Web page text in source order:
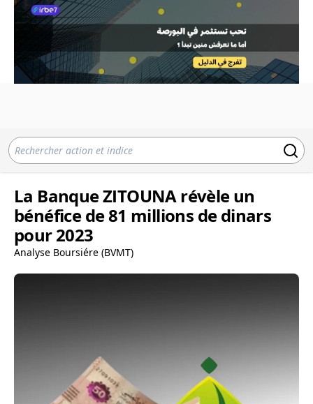
La Banque ZITOUNA révèle un
bénéfice de 81 millions de dinars
pour 2023
Analyse Boursiére (BVMT)